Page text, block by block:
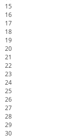
15
16
17
18
19
20
21
22
23
24
25
26
27
28
29
30